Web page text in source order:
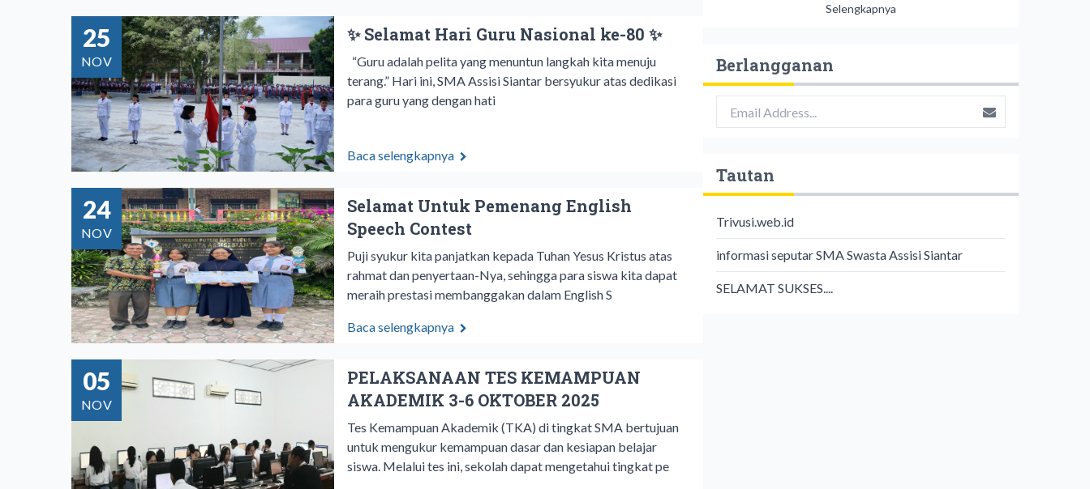
25
NOV
✨ Selamat Hari Guru Nasional ke-80 ✨
“Guru adalah pelita yang menuntun langkah kita menuju
terang.” Hari ini, SMA Assisi Siantar bersyukur atas dedikasi
para guru yang dengan hati
Baca selengkapnya
24
NOV
Selamat Untuk Pemenang English
Speech Contest
Puji syukur kita panjatkan kepada Tuhan Yesus Kristus atas
rahmat dan penyertaan-Nya, sehingga para siswa kita dapat
meraih prestasi membanggakan dalam English S
Baca selengkapnya
05
NOV
PELAKSANAAN TES KEMAMPUAN
AKADEMIK 3-6 OKTOBER 2025
Tes Kemampuan Akademik (TKA) di tingkat SMA bertujuan
untuk mengukur kemampuan dasar dan kesiapan belajar
siswa. Melalui tes ini, sekolah dapat mengetahui tingkat pe
Selengkapnya
Berlangganan
Tautan
Trivusi.web.id
informasi seputar SMA Swasta Assisi Siantar
SELAMAT SUKSES....